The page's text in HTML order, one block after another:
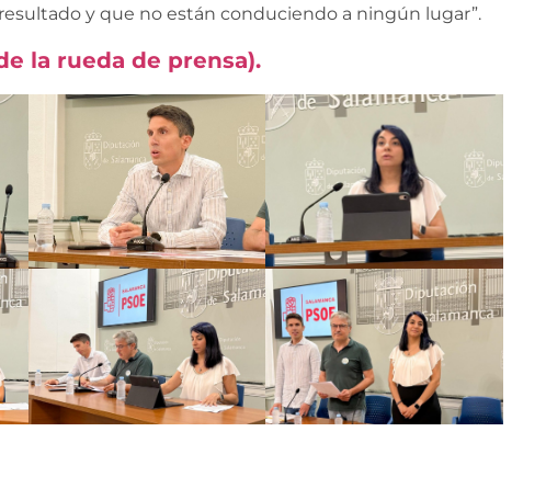
y que no están conduciendo a ningún lugar”.
la rueda de prensa).